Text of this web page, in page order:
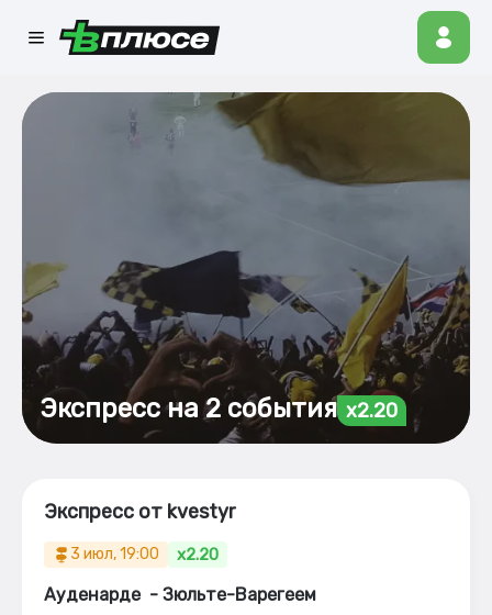
Экспресс на 2 события x2.20
Экспресс от kvestyr
3 июл, 19:00 x2.20
Ауденарде  - Зюльте-Варегеем